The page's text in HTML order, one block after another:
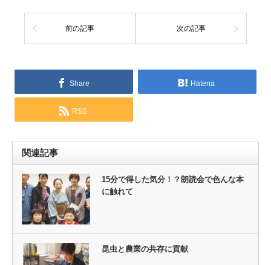
前の記事 次の記事
Share Hatena
RSS
関連記事
15分で得した気分！？朗読会で色んな本
に触れて
昆虫と農業の共存に貢献